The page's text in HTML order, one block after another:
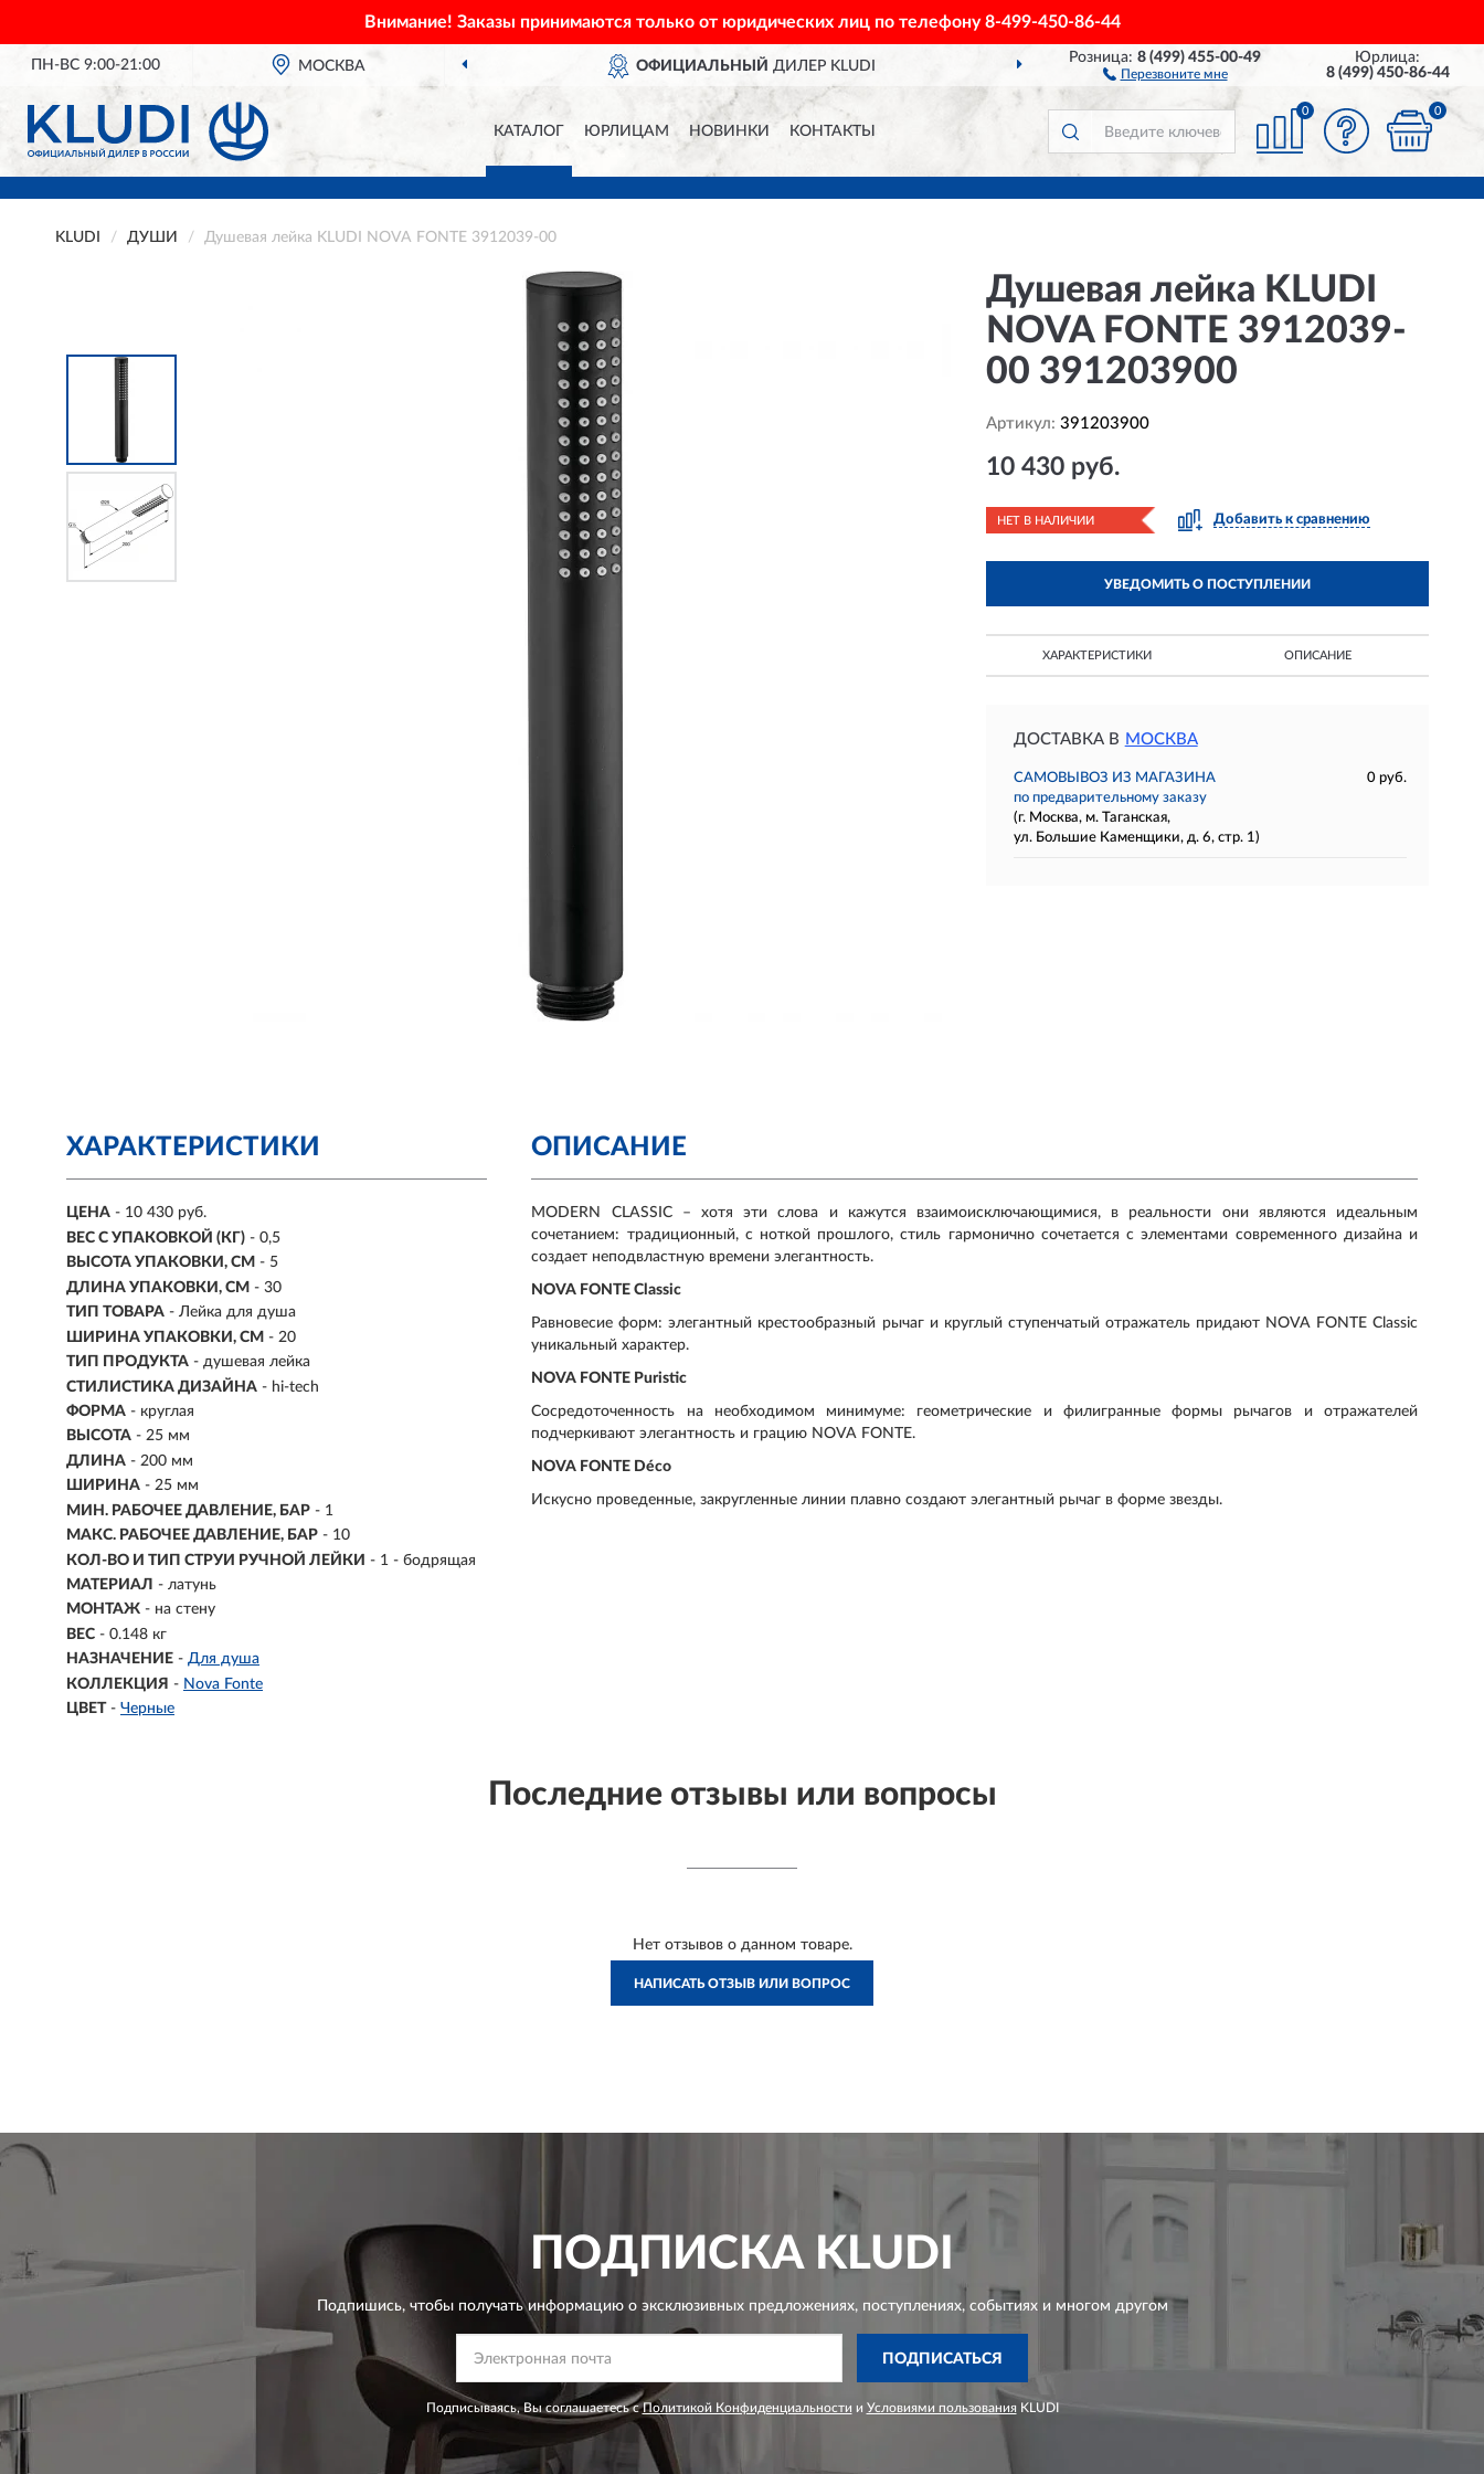
Внимание! Заказы принимаются только от юридических лиц по телефону8-499-450-86-44
ПН-ВС 9:00-21:00 МОСКВА ОФИЦИАЛЬНЫЙ ДИЛЕР KLUDI ДОСТАВИМ ПО ВСЕЙ РОССИИ
Розница:8 (499) 455-00-49
Перезвоните мне
Юрлица:
8 (499) 450-86-44
КАТАЛОГ ЮРЛИЦАМ НОВИНКИ КОНТАКТЫ
0 0
KLUDI ДУШИ Душевая лейка KLUDI NOVA FONTE 3912039-00
Душевая лейка KLUDI
NOVA FONTE 3912039-
00 391203900
Артикул: 391203900
10 430 руб.
НЕТ В НАЛИЧИИ Добавить к сравнению
УВЕДОМИТЬ О ПОСТУПЛЕНИИ
ХАРАКТЕРИСТИКИ ОПИСАНИЕ
ДОСТАВКА В МОСКВА
САМОВЫВОЗ ИЗ МАГАЗИНА
0 руб.
по предварительному заказу
(г. Москва, м. Таганская,
ул. Большие Каменщики, д. 6, стр. 1)
ХАРАКТЕРИСТИКИ
ЦЕНА - 10 430 руб.
ВЕС С УПАКОВКОЙ (КГ) - 0,5
ВЫСОТА УПАКОВКИ, СМ - 5
ДЛИНА УПАКОВКИ, СМ - 30
ТИП ТОВАРА - Лейка для душа
ШИРИНА УПАКОВКИ, СМ - 20
ТИП ПРОДУКТА - душевая лейка
СТИЛИСТИКА ДИЗАЙНА - hi-tech
ФОРМА - круглая
ВЫСОТА - 25 мм
ДЛИНА - 200 мм
ШИРИНА - 25 мм
МИН. РАБОЧЕЕ ДАВЛЕНИЕ, БАР - 1
МАКС. РАБОЧЕЕ ДАВЛЕНИЕ, БАР - 10
КОЛ-ВО И ТИП СТРУИ РУЧНОЙ ЛЕЙКИ - 1 - бодрящая
МАТЕРИАЛ - латунь
МОНТАЖ - на стену
ВЕС - 0.148 кг
НАЗНАЧЕНИЕ - Для душа
КОЛЛЕКЦИЯ - Nova Fonte
ЦВЕТ - Черные
ОПИСАНИЕ
MODERN CLASSIC – хотя эти слова и кажутся взаимоисключающимися, в реальности они являются идеальным
сочетанием: традиционный, с ноткой прошлого, стиль гармонично сочетается с элементами современного дизайна и
создает неподвластную времени элегантность.
NOVA FONTE Classic
Равновесие форм: элегантный крестообразный рычаг и круглый ступенчатый отражатель придают NOVA FONTE Classic
уникальный характер.
NOVA FONTE Puristic
Сосредоточенность на необходимом минимуме: геометрические и филигранные формы рычагов и отражателей
подчеркивают элегантность и грацию NOVA FONTE.
NOVA FONTE Déco
Искусно проведенные, закругленные линии плавно создают элегантный рычаг в форме звезды.
Последние отзывы или вопросы
Нет отзывов о данном товаре.
НАПИСАТЬ ОТЗЫВ ИЛИ ВОПРОС
ПОДПИСКАKLUDI
Подпишись, чтобы получать информацию о эксклюзивных предложениях,поступлениях, событиях и многом другом
ПОДПИСАТЬСЯ
Подписываясь, Вы соглашаетесь сПолитикой Конфиденциальности и Условиями пользования KLUDI